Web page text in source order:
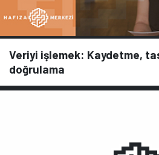
Veriyi işlemek: Kaydetme,
doğrulama